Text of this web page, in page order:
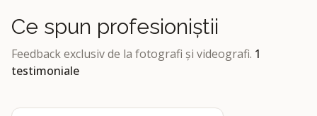
Ce spun profesioniștii
Feedback exclusiv de la fotografi și videografi. 1
testimoniale